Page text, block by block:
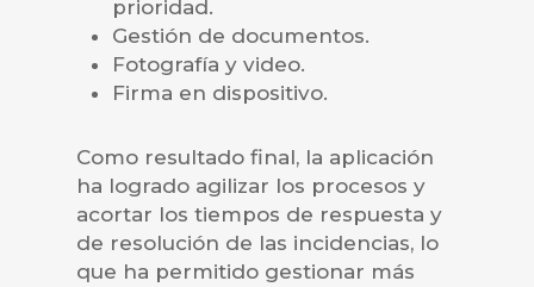
prioridad.
Gestión de documentos.
Fotografía y video.
Firma en dispositivo.
Como resultado final, la aplicación
ha logrado agilizar los procesos y
acortar los tiempos de respuesta y
de resolución de las incidencias, lo
que ha permitido gestionar más